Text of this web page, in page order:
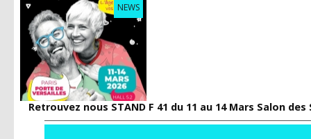
NEWS
Retrouvez nous STAND F 41 du 11 au 14 Mars Salon des